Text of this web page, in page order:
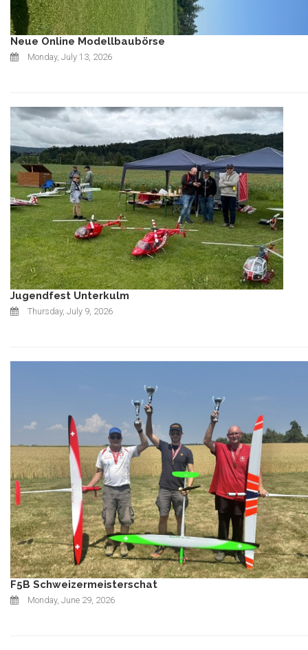
Neue Online Modellbaubörse
Monday, July 13, 2026
Jugendfest Unterkulm
Thursday, July 9, 2026
F5B Schweizermeisterschat
Monday, June 29, 2026